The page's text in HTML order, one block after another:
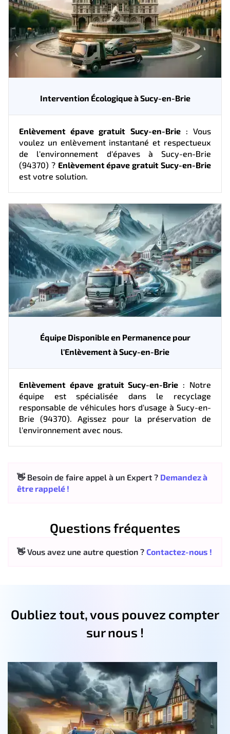
Intervention Écologique à Sucy-en-Brie
Enlèvement épave gratuit Sucy-en-Brie: Vous
voulez un enlèvement instantané et respectueux
de l'environnement d'épaves à Sucy-en-Brie
(94370) ? Enlèvement épave gratuit Sucy-en-Brie
est votre solution.
Équipe Disponible en Permanence pour
l'Enlèvement à Sucy-en-Brie
Enlèvement épave gratuit Sucy-en-Brie : Notre
équipe est spécialisée dans le recyclage
responsable de véhicules hors d'usage à Sucy-en-
Brie (94370). Agissez pour la préservation de
l'environnement avec nous.
👋 Besoin de faire appel à un Expert ? Demandez à
être rappelé !
Questions fréquentes
👋 Vous avez une autre question ? Contactez-nous !
Oubliez tout, vous pouvez compter
sur nous !